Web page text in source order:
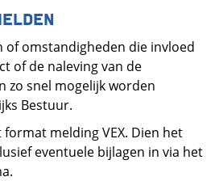
of omstandigheden die invloed
of de naleving van de
zo snel mogelijk worden
Bestuur.
melding VEX. Dien het
eventuele bijlagen in via het